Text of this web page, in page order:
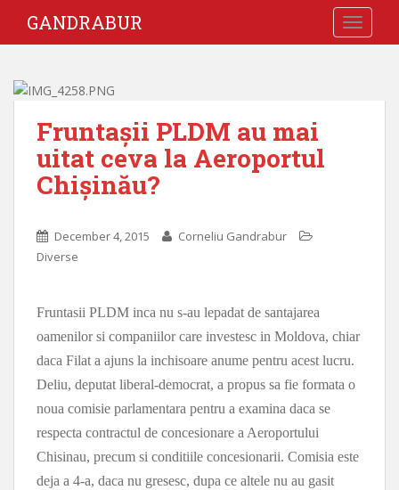
GANDRABUR
Fruntașii PLDM au mai
uitat ceva la Aeroportul
Chișinău?
December 4, 2015
Corneliu Gandrabur
Diverse
Fruntasii PLDM inca nu s-au lepadat de santajarea
oamenilor si companiilor care investesc in Moldova, chiar
daca Filat a ajuns la inchisoare anume pentru acest lucru.
Deliu, deputat liberal-democrat, a propus sa fie formata o
noua comisie parlamentara pentru a examina daca se
respecta contractul de concesionare a Aeroportului
Chisinau, precum si conditiile concesionarii. Comisia este
deja a 4-a, daca nu gresesc, dupa ce altele nu au gasit